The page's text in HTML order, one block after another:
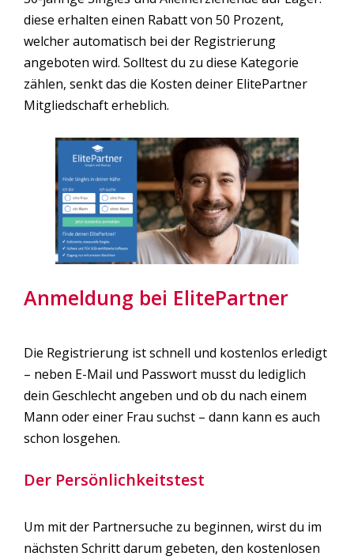
diese erhalten einen Rabatt von 50 Prozent,
welcher automatisch bei der Registrierung
angeboten wird. Solltest du zu diese Kategorie
zählen, senkt das die Kosten deiner ElitePartner
Mitgliedschaft erheblich.
Anmeldung bei ElitePartner
Die Registrierung ist schnell und kostenlos erledigt
– neben E-Mail und Passwort musst du lediglich
dein Geschlecht angeben und ob du nach einem
Mann oder einer Frau suchst – dann kann es auch
schon losgehen.
Der Persönlichkeitstest
Um mit der Partnersuche zu beginnen, wirst du im
nächsten Schritt darum gebeten, den kostenlosen